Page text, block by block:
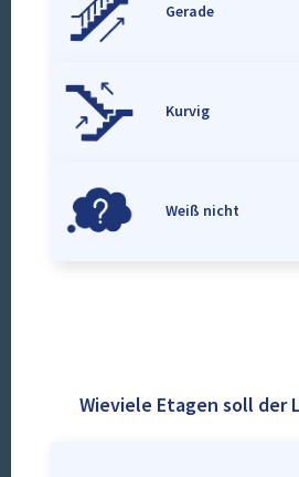
Gerade
Kurvig
Weiß nicht
Wieviele Etagen soll der